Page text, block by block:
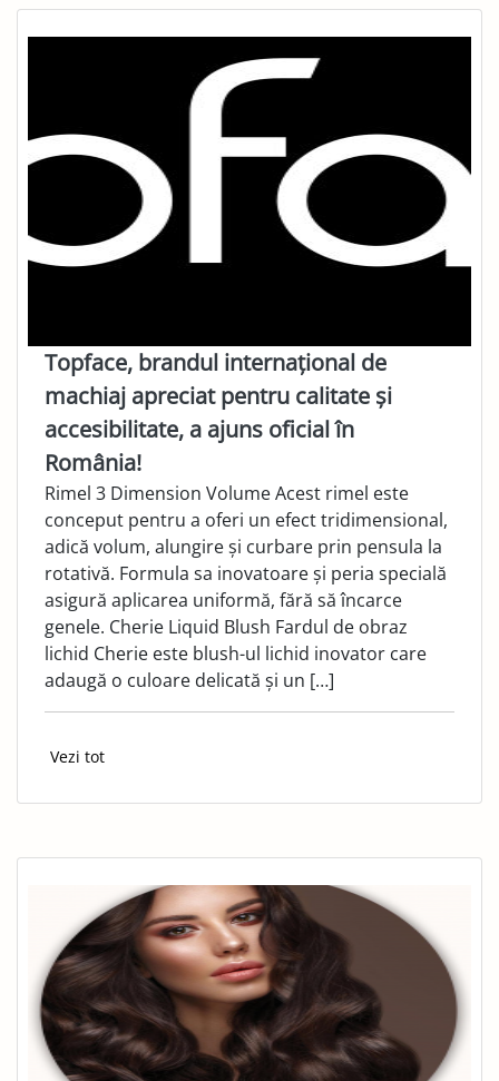
Topface, brandul internațional de
machiaj apreciat pentru calitate și
accesibilitate, a ajuns oficial în
România!
Rimel 3 Dimension Volume Acest rimel este
conceput pentru a oferi un efect tridimensional,
adică volum, alungire și curbare prin pensula la
rotativă. Formula sa inovatoare și peria specială
asigură aplicarea uniformă, fără să încarce
genele. Cherie Liquid Blush Fardul de obraz
lichid Cherie este blush-ul lichid inovator care
adaugă o culoare delicată și un […]
Vezi tot